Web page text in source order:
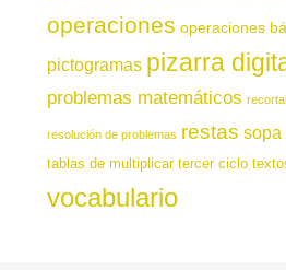
operaciones operaciones
pictogramas pizarra
problemas matemáticos
resolución de problemas restas sopa
tablas de multiplicar tercer ciclo
vocabulario